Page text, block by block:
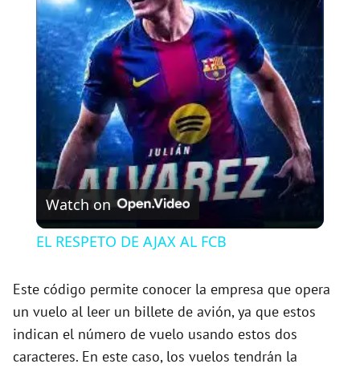
l
a
y
V
i
d
e
Watch on
EL RESPETO DE AJAX AL FCB
Este código permite conocer la empresa que opera
un vuelo al leer un billete de avión, ya que estos
indican el número de vuelo usando estos dos
caracteres. En este caso, los vuelos tendrán la